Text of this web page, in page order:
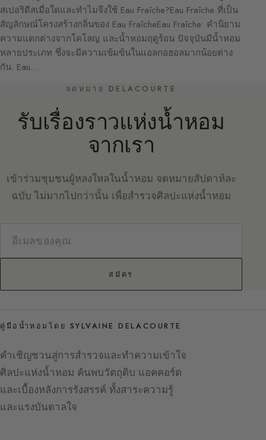
สเปอริดีสเมื่อใดและทำไมจึงใช้ Eau Fraîche?Eau Fraîche ที่เป็น
สัญลักษณ์โครงสร้างกลิ่นของ Eau FraîcheEau Fraîche: คำนิยาม
ความแตกต่างจากโคโลญ และน้ำหอมฤดูร้อน ปัจจุบันมีน้ำหอม
หลายประเภท ซึ่งจะมีความเข้มข้นในแอลกอฮอลมากน้อยต่าง
กัน: Eau…
จดหมาย DELACOURTE
รับเรื่องราวแห่งน้ำหอม
จากเรา
เข้าร่วมชุมชนผู้หลงใหลในน้ำหอม จดหมายสัปดาห์ละ
ฉบับ ไม่มากไปกว่านั้น เพื่อสำรวจศิลปะแห่งน้ำหอม
สมัคร
คู่มือน้ำหอมโดย SYLVAINE DELACOURTE
คำเชิญชวนสู่การสำรวจและทำความเข้าใจ
ศิลปะแห่งน้ำหอม ค้นพบวัตถุดิบ แอคคอร์ด
และเบื้องหลังการรังสรรค์ ทั้งสาระความรู้
และแรงบันดาลใจ